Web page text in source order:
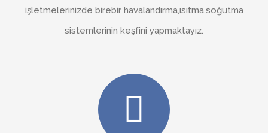
işletmelerinizde birebir havalandırma,ısıtma,soğutma
sistemlerinin keşfini yapmaktayız.